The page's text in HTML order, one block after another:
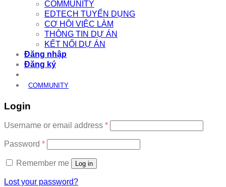
COMMUNITY
EDTECH TUYỂN DỤNG
CƠ HỘI VIỆC LÀM
THÔNG TIN DỰ ÁN
KẾT NỐI DỰ ÁN
Đăng nhập
Đăng ký
COMMUNITY
Login
Username or email address *Required
Password *Required
Remember me Log in
Lost your password?